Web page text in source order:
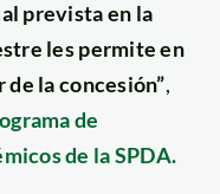
prevista en la
les permite en
la concesión”,
de
de la SPDA.